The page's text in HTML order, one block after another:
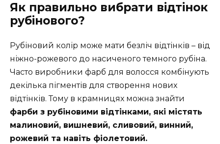
Як правильно вибрати відтінок
рубінового?
Рубіновий колір може мати безліч відтінків – від
ніжно-рожевого до насиченого темного рубіна.
Часто виробники фарб для волосся комбінують
декілька пігментів для створення нових
відтінків. Тому в крамницях можна знайти
фарби з рубіновими відтінками, які містять
малиновий, вишневий, сливовий, винний,
рожевий та навіть фіолетовий.